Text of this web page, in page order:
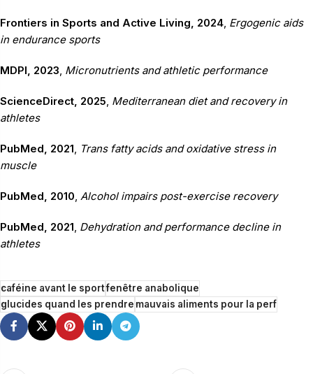
Frontiers in Sports and Active Living, 2024 Ergogenic aids
in endurance sports
MDPI, 2023 Micronutrients and athletic performance
ScienceDirect, 2025 Mediterranean diet and recovery in
athletes
PubMed, 2021
Trans fatty acids and oxidative stress in
muscle
PubMed, 2010 Alcohol impairs post-exercise recovery
PubMed, 2021 Dehydration and performance decline in
athletes
caféine avant le sportfenêtre anabolique
glucides quand les prendremauvais aliments pour la perf